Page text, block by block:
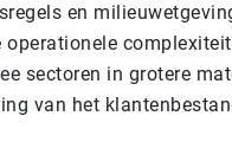
en
operationele
sectoren in grotere
van het